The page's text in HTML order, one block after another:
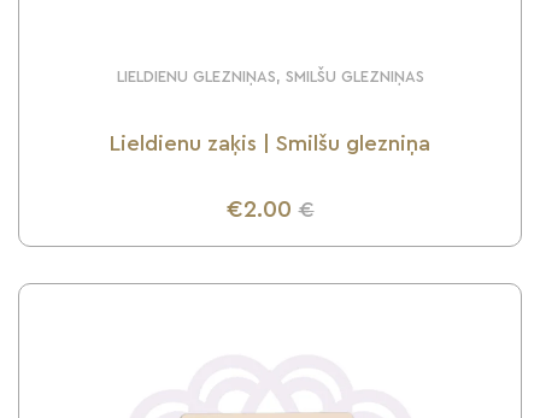
LIELDIENU GLEZNIŅAS, SMILŠU GLEZNIŅAS
Lieldienu zaķis | Smilšu glezniņa
€2.00 €
UZZINI VAIRĀK